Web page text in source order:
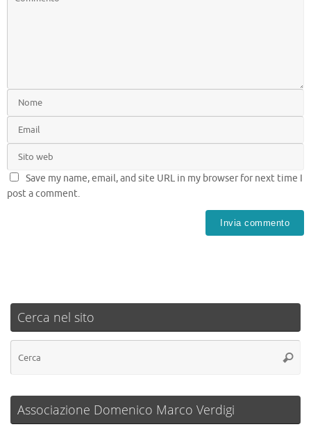
Save my name, email, and site URL in my browser for next time I
post a comment.
Cerca nel sito
Associazione Domenico Marco Verdigi